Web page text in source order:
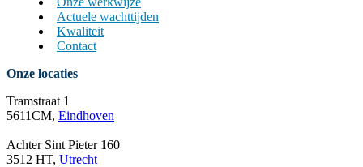
Actuele wachttijden
Kwaliteit
Contact
Onze locaties
Tramstraat 1
5611CM, Eindhoven
Achter Sint Pieter 160
3512 HT, Utrecht